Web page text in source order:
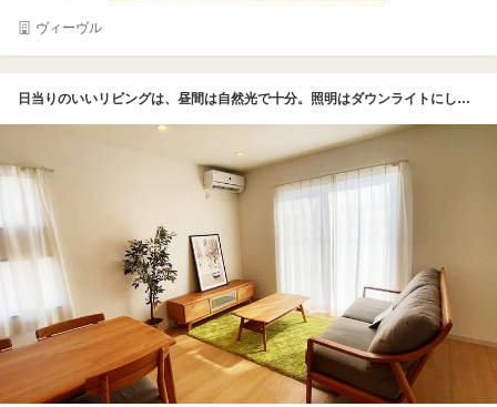
ヴィーヴル
日当りのいいリビングは、昼間は自然光で十分。照明はダウンライトにして、スッキリ。どんなインテリアも馴染むようなシンプルさがベースなので、長きに渡って住まうことができそう